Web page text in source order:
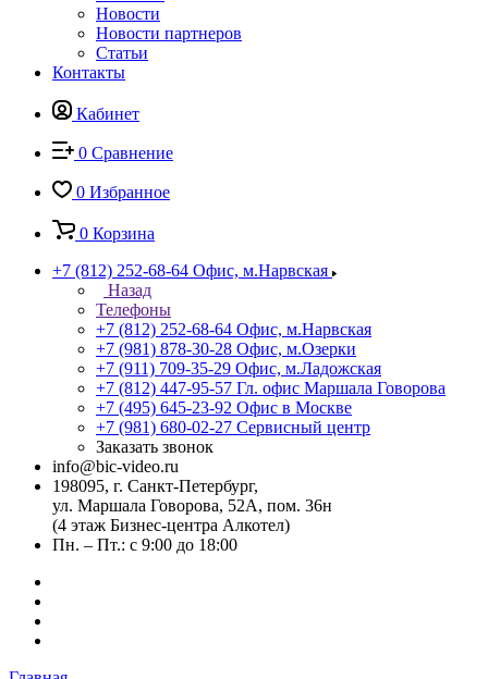
Новости
Новости партнеров
Статьи
Контакты
Кабинет
0 Сравнение
0 Избранное
0 Корзина
+7 (812) 252-68-64 Офис, м.Нарвская
Назад
Телефоны
+7 (812) 252-68-64 Офис, м.Нарвская
+7 (981) 878-30-28 Офис, м.Озерки
+7 (911) 709-35-29 Офис, м.Ладожская
+7 (812) 447-95-57 Гл. офис Маршала Говорова
+7 (495) 645-23-92 Офис в Москве
+7 (981) 680-02-27 Сервисный центр
Заказать звонок
info@bic-video.ru
198095, г. Санкт-Петербург,
ул. Маршала Говорова, 52А, пом. 36н
(4 этаж Бизнес-центра Алкотел)
Пн. – Пт.: с 9:00 до 18:00